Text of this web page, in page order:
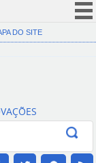
(COVID-19)
Canais
DO SITE